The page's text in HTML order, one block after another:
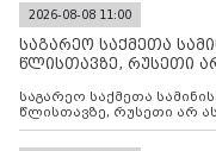
2026-08-08 11:00
საგარეო საქმეთა
წლისთავზე, რუსეთი
საგარეო საქმეთა
წლისთავზე, რუსეთი არ
დადებულ 2008 წლის 12